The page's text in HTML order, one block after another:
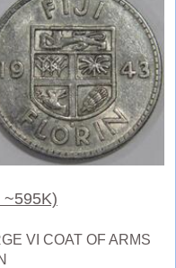
~595K)
VI COAT OF ARMS